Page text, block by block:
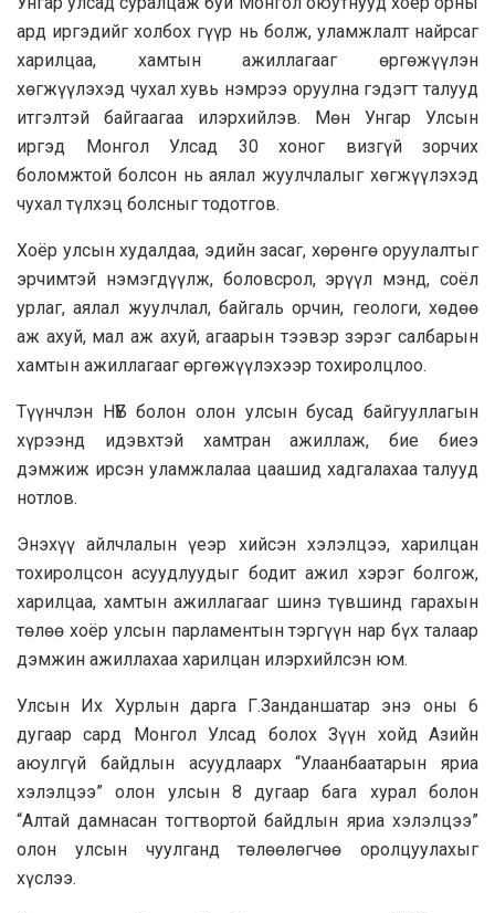
ард иргэдийг холбох гүүр нь болж, уламжлалт найрсаг
харилцаа, хамтын ажиллагааг өргөжүүлэн
хөгжүүлэхэд чухал хувь нэмрээ оруулна гэдэгт талууд
итгэлтэй байгаагаа илэрхийлэв. Мөн Унгар Улсын
иргэд Монгол Улсад 30 хоног визгүй зорчих
боломжтой болсон нь аялал жуулчлалыг хөгжүүлэхэд
чухал түлхэц болсныг тодотгов.
Хоёр улсын худалдаа, эдийн засаг, хөрөнгө оруулалтыг
эрчимтэй нэмэгдүүлж, боловсрол, эрүүл мэнд, соёл
урлаг, аялал жуулчлал, байгаль орчин, геологи, хөдөө
аж ахуй, мал аж ахуй, агаарын тээвэр зэрэг салбарын
хамтын ажиллагааг өргөжүүлэхээр тохиролцлоо.
Түүнчлэн НҮБ болон олон улсын бусад байгууллагын
хүрээнд идэвхтэй хамтран ажиллаж, бие биеэ
дэмжиж ирсэн уламжлалаа цаашид хадгалахаа талууд
нотлов.
Энэхүү айлчлалын үеэр хийсэн хэлэлцээ, харилцан
тохиролцсон асуудлуудыг бодит ажил хэрэг болгож,
харилцаа, хамтын ажиллагааг шинэ түвшинд гарахын
төлөө хоёр улсын парламентын тэргүүн нар бүх талаар
дэмжин ажиллахаа харилцан илэрхийлсэн юм.
Улсын Их Хурлын дарга Г.Занданшатар энэ оны 6
дугаар сард Монгол Улсад болох Зүүн хойд Азийн
аюулгүй байдлын асуудлаарх “Улаанбаатарын яриа
хэлэлцээ” олон улсын 8 дугаар бага хурал болон
“Алтай дамнасан тогтвортой байдлын яриа хэлэлцээ”
олон улсын чуулганд төлөөлөгчөө оролцуулахыг
хүслээ.